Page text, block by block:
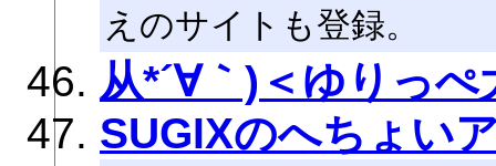
えのサイトも登録。
从*´∀｀)＜ゆりっぺ
SUGIXのへちょい